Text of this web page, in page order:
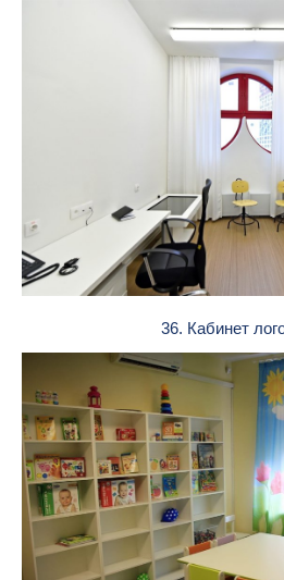
36. Кабинет